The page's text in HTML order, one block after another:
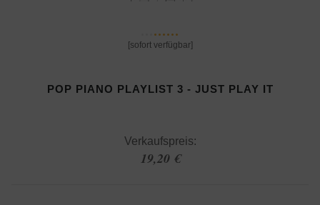
[sofort verfügbar]
POP PIANO PLAYLIST 3 - JUST PLAY IT
Verkaufspreis:
19,20 €